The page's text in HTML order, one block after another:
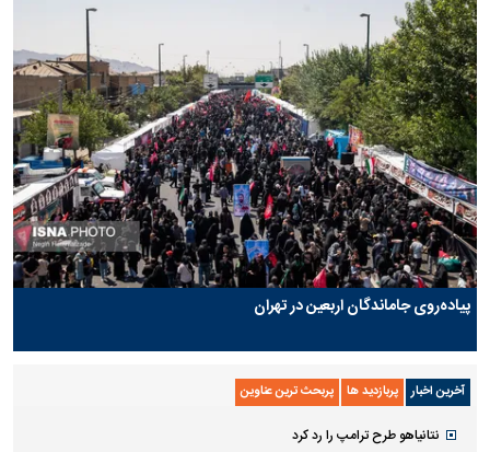
پیاده‌روی جاماندگان اربعین در تهران
آخرین اخبار پربازدید ها پربحث ترین عناوین
نتانیاهو طرح ترامپ را رد کرد